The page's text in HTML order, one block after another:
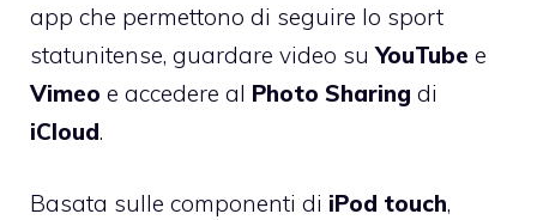
app che permettono di seguire lo sport
statunitense, guardare video suYouTube e
Vimeo e accedere al Photo Sharing di
iCloud.
Basata sulle componenti di iPod touch,